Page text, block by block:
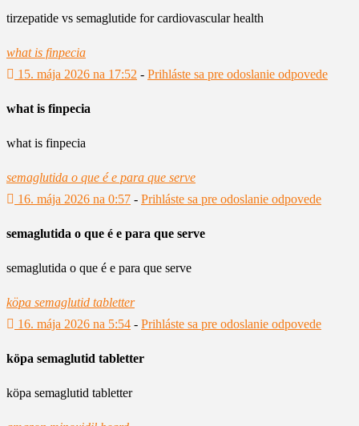
tirzepatide vs semaglutide for cardiovascular health
what is finpecia
15. mája 2026 na 17:52 - Prihláste sa pre odoslanie odpovede
what is finpecia
what is finpecia
semaglutida o que é e para que serve
16. mája 2026 na 0:57 - Prihláste sa pre odoslanie odpovede
semaglutida o que é e para que serve
semaglutida o que é e para que serve
köpa semaglutid tabletter
16. mája 2026 na 5:54 - Prihláste sa pre odoslanie odpovede
köpa semaglutid tabletter
köpa semaglutid tabletter